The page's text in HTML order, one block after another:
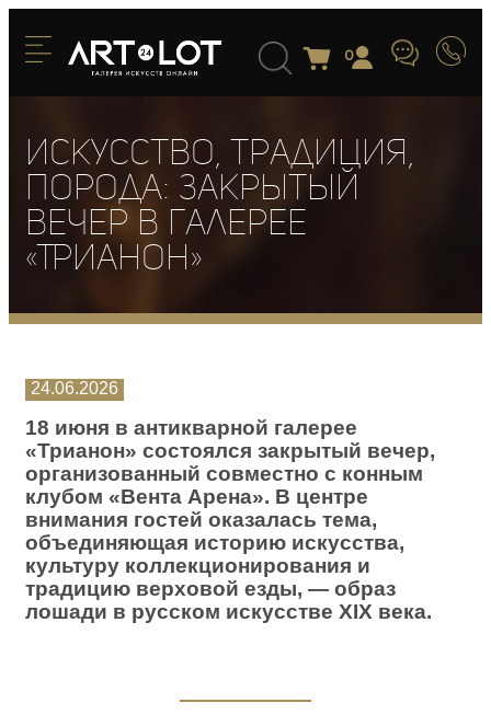
0
Искусство, традиция,
порода: закрытый
вечер в галерее
«Трианон»
24.06.2026
18 июня в антикварной галерее
«Трианон» состоялся закрытый вечер,
организованный совместно с конным
клубом «Вента Арена». В центре
внимания гостей оказалась тема,
объединяющая историю искусства,
культуру коллекционирования и
традицию верховой езды, — образ
лошади в русском искусстве XIX века.